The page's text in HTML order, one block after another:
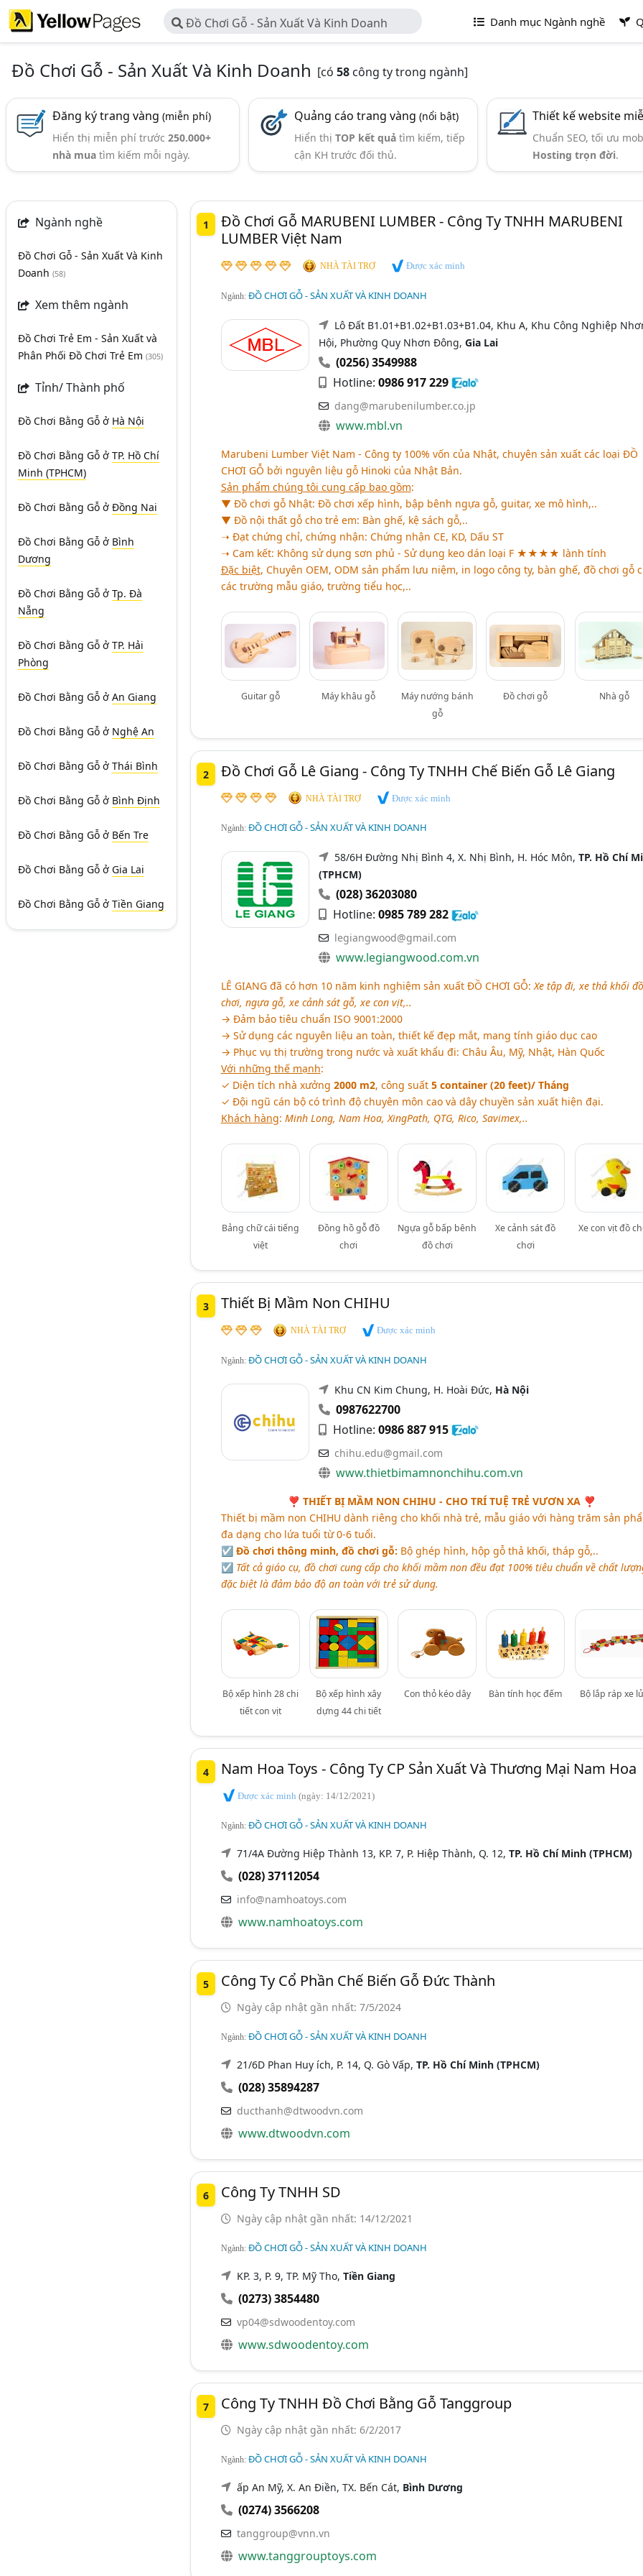
Đồ Chơi Gỗ - Sản Xuất Và Kinh Doanh Danh mục Ngành nghề
Đồ Chơi Gỗ - Sản Xuất Và Kinh Doanh [có 58 công ty trong ngành]
Đăng ký trang vàng(miễn phí)
Hiển thị miễn phí trước250.000+
nhà mua tìm kiếm mỗi ngày.
Quảng cáo trang vàng(nổi bật)
Hiển thịTOP kết quả tìm kiếm, tiếp
cận KH trước đối thủ.
Thiết kế website
Chuẩn SEO, tối ưu
Hosting trọn đời.
Ngành nghề
Đồ Chơi Gỗ - Sản Xuất Và Kinh
Doanh (58)
Xem thêm ngành
Đồ Chơi Trẻ Em - Sản Xuất và
Phân Phối Đồ Chơi Trẻ Em (305)
Tỉnh/ Thành phố
Đồ Chơi Bằng Gỗ ở Hà Nội
Đồ Chơi Bằng Gỗ ở TP. Hồ Chí
Minh (TPHCM)
Đồ Chơi Bằng Gỗ ở Đồng Nai
Đồ Chơi Bằng Gỗ ở Bình
Dương
Đồ Chơi Bằng Gỗ ở Tp. Đà
Nẵng
Đồ Chơi Bằng Gỗ ở TP. Hải
Phòng
Đồ Chơi Bằng Gỗ ở An Giang
Đồ Chơi Bằng Gỗ ở Nghệ An
Đồ Chơi Bằng Gỗ ở Thái Bình
Đồ Chơi Bằng Gỗ ở Bình Định
Đồ Chơi Bằng Gỗ ở Bến Tre
Đồ Chơi Bằng Gỗ ở Gia Lai
Đồ Chơi Bằng Gỗ ở Tiền Giang
1
Đồ Chơi Gỗ MARUBENI LUMBER - Công Ty TNHH MARUBENI
LUMBER Việt Nam
NHÀ TÀI TRỢ Được xác minh
Ngành: ĐỒ CHƠI GỖ - SẢN XUẤT VÀ KINH DOANH
Lô Đất B1.01+B1.02+B1.03+B1.04, Khu A, Khu Công Nghiệp
Hội, Phường Quy Nhơn Đông, Gia Lai
(0256) 3549988
Hotline: 0986 917 229
dang@marubenilumber.co.jp
www.mbl.vn
Marubeni Lumber Việt Nam - Công ty 100% vốn của Nhật, chuyên sản xuất các loại ĐỒ
CHƠI GỖ bởi nguyên liệu gỗ Hinoki của Nhật Bản.
Sản phẩm chúng tôi cung cấp bao gồm:
▼ Đồ chơi gỗ Nhật: Đồ chơi xếp hình, bập bênh ngựa gỗ, guitar, xe mô hình,..
▼ Đồ nội thất gỗ cho trẻ em: Bàn ghế, kệ sách gỗ,..
➝ Đạt chứng chỉ, chứng nhận: Chứng nhận CE, KD, Dấu ST
➝ Cam kết: Không sử dụng sơn phủ - Sử dụng keo dán loại F ★★★★ lành tính
Đặc biệt, Chuyên OEM, ODM sản phẩm lưu niệm, in logo công ty, bàn ghế, đồ chơi gỗ
các trường mẫu giáo, trường tiểu học,..
Guitar gỗ Máy khâu gỗ
Máy nướng bánh
gỗ
Đồ chơi gỗ Nhà gỗ
2 Đồ Chơi Gỗ Lê Giang - Công Ty TNHH Chế Biến Gỗ Lê Giang
NHÀ TÀI TRỢ Được xác minh
Ngành: ĐỒ CHƠI GỖ - SẢN XUẤT VÀ KINH DOANH
58/6H Đường Nhị Bình 4, X. Nhị Bình, H. Hóc Môn, TP. Hồ Chí
(TPHCM)
(028) 36203080
Hotline: 0985 789 282
legiangwood@gmail.com
www.legiangwood.com.vn
LÊ GIANGđã có hơn 10 năm kinh nghiệm sản xuất ĐỒ CHƠI GỖ:Xe tập đi, xe thả khối đồ
chơi, ngựa gỗ, xe cảnh sát gỗ, xe con vịt,..
→ Đảm bảo tiêu chuẩn ISO 9001:2000
→ Sử dụng các nguyên liệu an toàn, thiết kế đẹp mắt, mang tính giáo dục cao
→ Phục vụ thị trường trong nước và xuất khẩu đi: Châu Âu, Mỹ, Nhật, Hàn Quốc
Với những thế mạnh:
✓ Diện tích nhà xưởng 2000 m2, công suất 5 container (20 feet)/ Tháng
✓ Đội ngũ cán bộ có trình độ chuyên môn cao và dây chuyền sản xuất hiện đại.
Khách hàng: Minh Long, Nam Hoa, XingPath, QTG, Rico, Savimex,..
Bảng chữ cái tiếng
việt
Đồng hồ gỗ đồ
chơi
Ngựa gỗ bấp bênh
đồ chơi
Xe cảnh sát đồ
chơi
Xe con vịt đồ
3 Thiết Bị Mầm Non CHIHU
NHÀ TÀI TRỢ Được xác minh
Ngành: ĐỒ CHƠI GỖ - SẢN XUẤT VÀ KINH DOANH
Khu CN Kim Chung, H. Hoài Đức, Hà Nội
0987622700
Hotline: 0986 887 915
chihu.edu@gmail.com
www.thietbimamnonchihu.com.vn
❣THIẾT BỊ MẦM NON CHIHU - CHO TRÍ TUỆ TRẺ VƯƠN XA ❣
Thiết bị mầm non CHIHU dành riêng cho khối nhà trẻ, mẫu giáo với hàng trăm sản
đa dạng cho lứa tuổi từ 0-6 tuổi.
☑ Đồ chơi thông minh, đồ chơi gỗ: Bộ ghép hình, hộp gỗ thả khối, tháp gỗ,..
☑ Tất cả giáo cụ, đồ chơi cung cấp cho khối mầm non đều đạt 100% tiêu chuẩn về chất
đặc biệt là đảm bảo độ an toàn với trẻ sử dụng.
Bộ xếp hình 28 chi
tiết con vịt
Bộ xếp hình xây
dựng 44 chi tiết
Con thỏ kéo dây Bàn tính học đếm Bộ lắp ráp xe
4 Nam Hoa Toys - Công Ty CP Sản Xuất Và Thương Mại Nam Hoa
Được xác minh (ngày: 14/12/2021)
Ngành: ĐỒ CHƠI GỖ - SẢN XUẤT VÀ KINH DOANH
71/4A Đường Hiệp Thành 13, KP. 7, P. Hiệp Thành, Q. 12, TP. Hồ Chí Minh (TPHCM)
(028) 37112054
info@namhoatoys.com
www.namhoatoys.com
5 Công Ty Cổ Phần Chế Biến Gỗ Đức Thành
Ngày cập nhật gần nhất: 7/5/2024
Ngành: ĐỒ CHƠI GỖ - SẢN XUẤT VÀ KINH DOANH
21/6D Phan Huy ích, P. 14, Q. Gò Vấp, TP. Hồ Chí Minh (TPHCM)
(028) 35894287
ducthanh@dtwoodvn.com
www.dtwoodvn.com
6 Công Ty TNHH SD
Ngày cập nhật gần nhất: 14/12/2021
Ngành: ĐỒ CHƠI GỖ - SẢN XUẤT VÀ KINH DOANH
KP. 3, P. 9, TP. Mỹ Tho, Tiền Giang
(0273) 3854480
vp04@sdwoodentoy.com
www.sdwoodentoy.com
7 Công Ty TNHH Đồ Chơi Bằng Gỗ Tanggroup
Ngày cập nhật gần nhất: 6/2/2017
Ngành: ĐỒ CHƠI GỖ - SẢN XUẤT VÀ KINH DOANH
ấp An Mỹ, X. An Điền, TX. Bến Cát, Bình Dương
(0274) 3566208
tanggroup@vnn.vn
www.tanggrouptoys.com